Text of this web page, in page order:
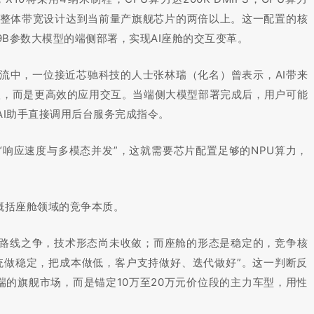
体带宽设计达到当前量产旗舰芯片的两倍以上。这一配置的核
数大模型的端侧部署，实现AI座舱的交互变革。
中，一位接近芯驰科技的人士张林瑞（化名）曾表示，AI带来
而是更高效的应用交互。当端侧大模型部署完成后，用户可能
手直接调用后台服务完成指令。
应速度与多模态并发”，这就需要芯片配置足够的NPU算力，
座舱领域的竞争本质。
线之争，技术形态尚未收敛；而座舱的形态是稳定的，竞争核
稳定，把成本做低，客户支持做好、迭代做好”。这一判断反
旗舰市场，而是锚定10万至20万元价位段的主力车型，用性